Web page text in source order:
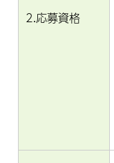
2.応募資格